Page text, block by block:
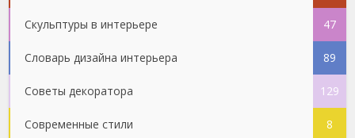
Скульптуры в интерьере 47
Словарь дизайна интерьера 89
Советы декоратора 129
Современные стили 8